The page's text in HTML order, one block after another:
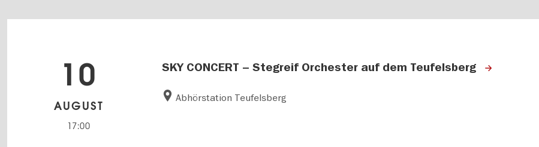
SKY CONCERT – Stegreif Orchester auf dem Teufelsberg
Abhörstation Teufelsberg
10
AUGUST
17:00